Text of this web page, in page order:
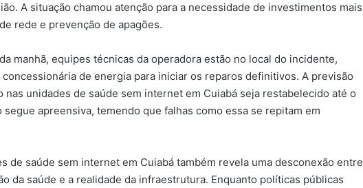
A situação chamou atenção para a necessidade de investimentos mais
rede e prevenção de apagões.
manhã, equipes técnicas da operadora estão no local do incidente,
de energia para iniciar os reparos definitivos. A previsão
unidades de saúde sem internet em Cuiabá seja restabelecido até o
segue apreensiva, temendo que falhas como essa se repitam em
de saúde sem internet em Cuiabá também revela uma desconexão entre
da saúde e a realidade da infraestrutura. Enquanto políticas públicas